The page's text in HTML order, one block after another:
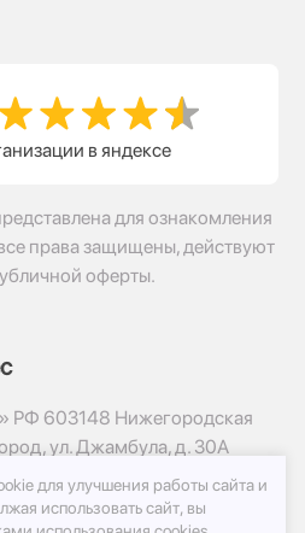
в яндексе
для ознакомления
права защищены, действуют
оферты.
РФ 603148 Нижегородская
ул. Джамбула, д. 30А
24.ру
для улучшения работы сайта и
использовать сайт, вы